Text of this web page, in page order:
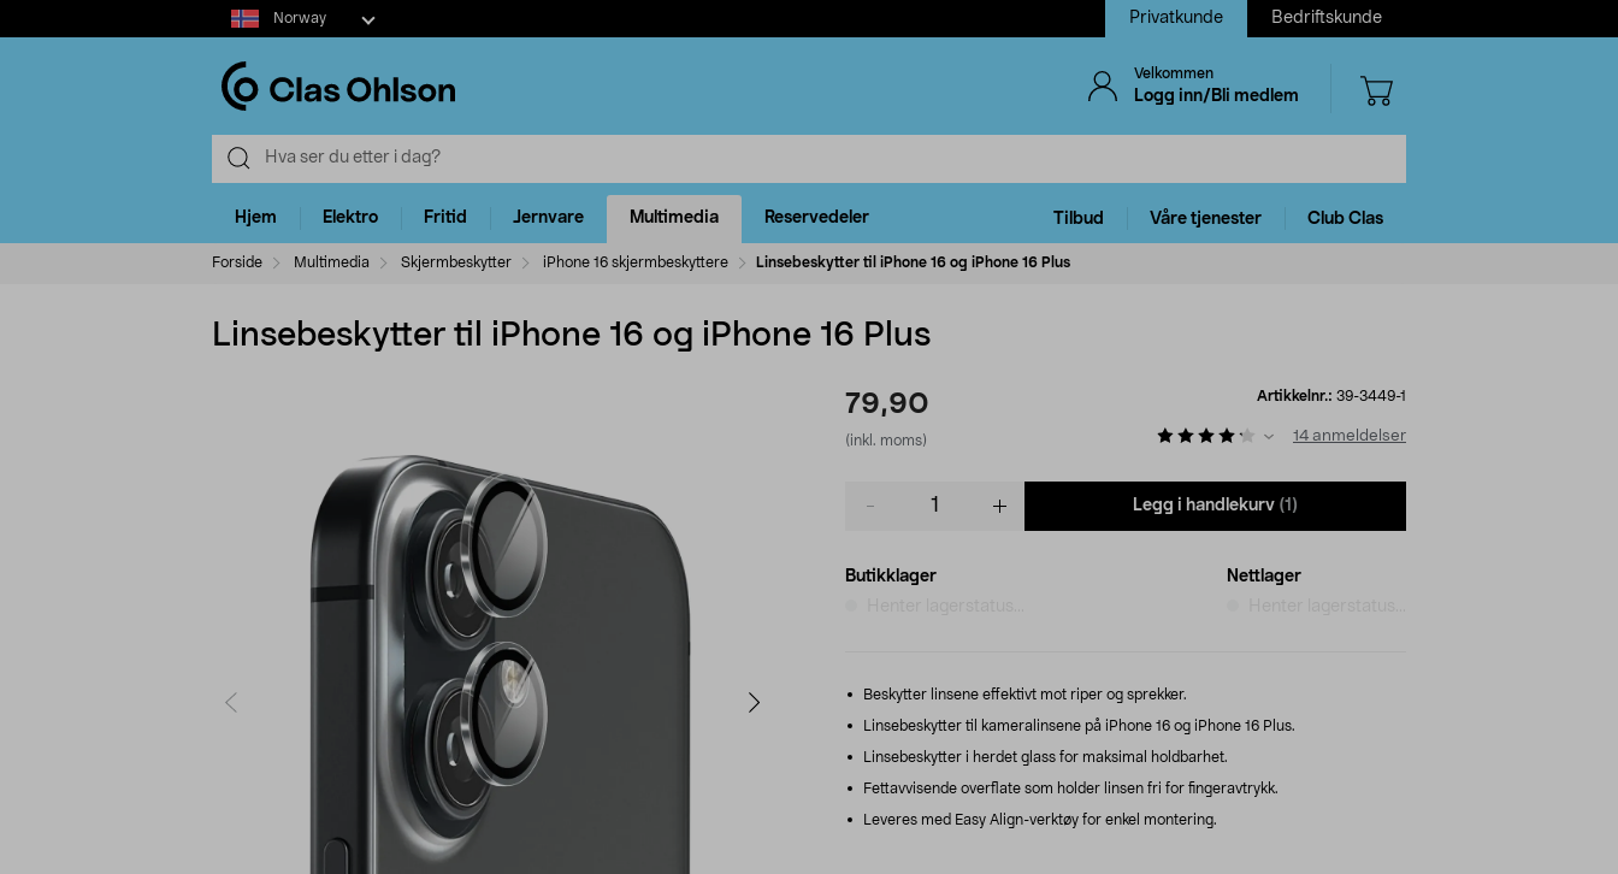
Select
market
Norway Privatkunde Bedriftskunde
Velkommen
Logg inn/Bli medlem
Hjem Elektro Fritid Jernvare Multimedia Reservedeler Tilbud Våre tjenester Club Clas
Forside Multimedia Skjermbeskytter iPhone 16 skjermbeskyttere Linsebeskytter til iPhone 16 og iPhone 16 Plus
Linsebeskytter til iPhone 16 og iPhone 16 Plus
79,90
(inkl. moms)
Artikkelnr.: 39-3449-1
14 anmeldelser
Legg i handlekurv (1)
Butikklager
Nettlager
Beskytter linsene effektivt mot riper og sprekker.
Linsebeskytter til kameralinsene på iPhone 16 og iPhone 16 Plus.
Linsebeskytter i herdet glass for maksimal holdbarhet.
Fettavvisende overflate som holder linsen fri for fingeravtrykk.
Leveres med Easy Align-verktøy for enkel montering.